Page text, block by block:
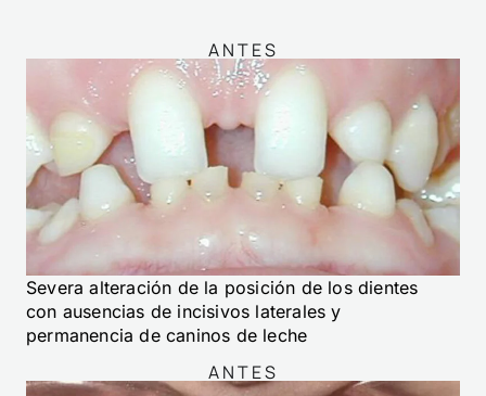
ANTES
Severa alteración de la posición de los dientes
con ausencias de incisivos laterales y
permanencia de caninos de leche
ANTES